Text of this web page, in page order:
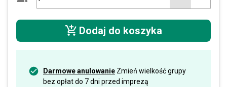
Dodaj do koszyka
Darmowe anulowanie Zmień wielkość grupy
bez opłat do 7 dni przed imprezą